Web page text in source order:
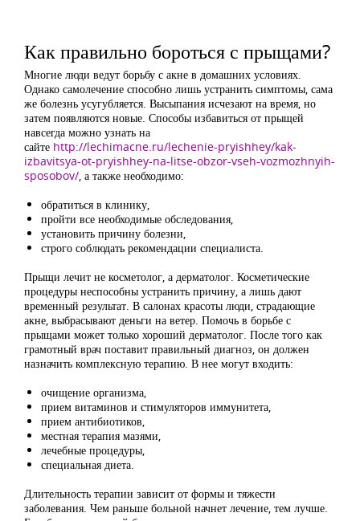
Как правильно бороться с прыщами?
Многие люди ведут борьбу с акне в домашних условиях.
Однако самолечение способно лишь устранить симптомы, сама
же болезнь усугубляется. Высыпания исчезают на время, но
затем появляются новые. Способы избавиться от прыщей
навсегда можно узнать на
сайте http://lechimacne.ru/lechenie-pryishhey/kak-
izbavitsya-ot-pryishhey-na-litse-obzor-vseh-vozmozhnyih-
sposobov/, а также необходимо:
обратиться в клинику,
пройти все необходимые обследования,
установить причину болезни,
строго соблюдать рекомендации специалиста.
Прыщи лечит не косметолог, а дерматолог. Косметические
процедуры неспособны устранить причину, а лишь дают
временный результат. В салонах красоты люди, страдающие
акне, выбрасывают деньги на ветер. Помочь в борьбе с
прыщами может только хороший дерматолог. После того как
грамотный врач поставит правильный диагноз, он должен
назначить комплексную терапию. В нее могут входить:
очищение организма,
прием витаминов и стимуляторов иммунитета,
прием антибиотиков,
местная терапия мазями,
лечебные процедуры,
специальная диета.
Длительность терапии зависит от формы и тяжести
заболевания. Чем раньше больной начнет лечение, тем лучше.